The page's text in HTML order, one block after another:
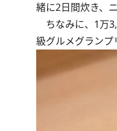
緒に2日間炊き、
ちなみに、1万
級グルメグラン